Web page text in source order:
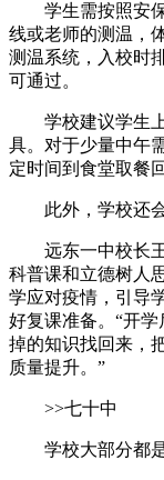
学生需按照安保
线或老师的测温，
测温系统，入校时
可通过。
学校建议学生上
具。对于少量中午
定时间到食堂取餐
此外，学校还会
远东一中校长王
科普课和立德树人
学应对疫情，引导
好复课准备。“开
掉的知识找回来，
质量提升。”
>>七十中
学校大部分都